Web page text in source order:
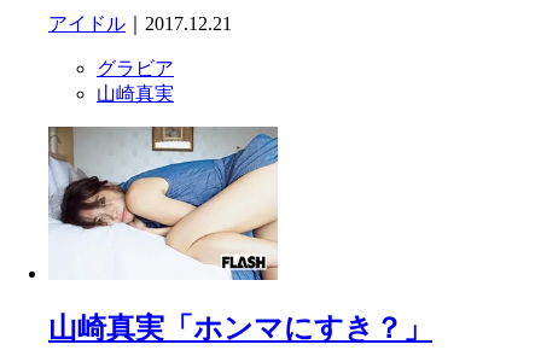
アイドル ｜2017.12.21
グラビア
山崎真実
山崎真実「ホンマにすき？」